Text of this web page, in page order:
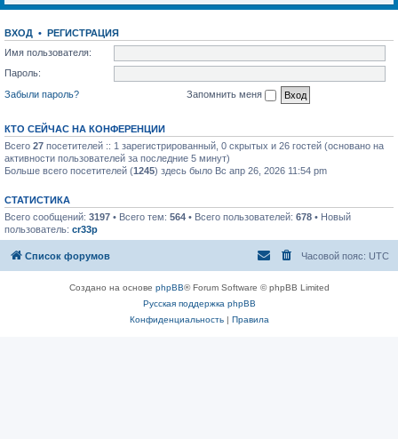
ВХОД • РЕГИСТРАЦИЯ
Имя пользователя:
Пароль:
Забыли пароль?
Запомнить меня
КТО СЕЙЧАС НА КОНФЕРЕНЦИИ
Всего 27 посетителей :: 1 зарегистрированный, 0 скрытых и 26 гостей (основано на
активности пользователей за последние 5 минут)
Больше всего посетителей (1245) здесь было Вс апр 26, 2026 11:54 pm
СТАТИСТИКА
Всего сообщений: 3197 • Всего тем: 564 • Всего пользователей: 678 • Новый
пользователь: cr33p
Список форумов Часовой пояс: UTC
Создано на основе phpBB® Forum Software © phpBB Limited
Русская поддержка phpBB
Конфиденциальность| Правила